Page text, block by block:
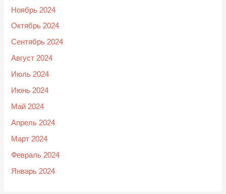
Ноябрь 2024
Октябрь 2024
Сентябрь 2024
Август 2024
Июль 2024
Июнь 2024
Май 2024
Апрель 2024
Март 2024
Февраль 2024
Январь 2024